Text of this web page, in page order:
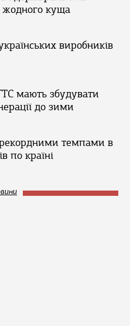
жодного куща
виробників
мають збудувати
до зими
темпами в
по країні